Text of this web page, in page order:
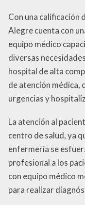
Con una calificación
Alegre cuenta con
equipo médico
diversas
hospital de alta
de atención médica,
urgencias y
La atención al
centro de salud, ya
enfermería se
profesional a los
con equipo médico
para realizar